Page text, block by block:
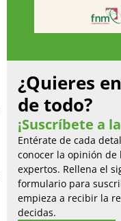
¿Quieres
de todo?
¡Suscríbete a
Entérate de cada
conocer la opinión de
expertos. Rellena el
formulario para
empieza a recibir la
decidas.